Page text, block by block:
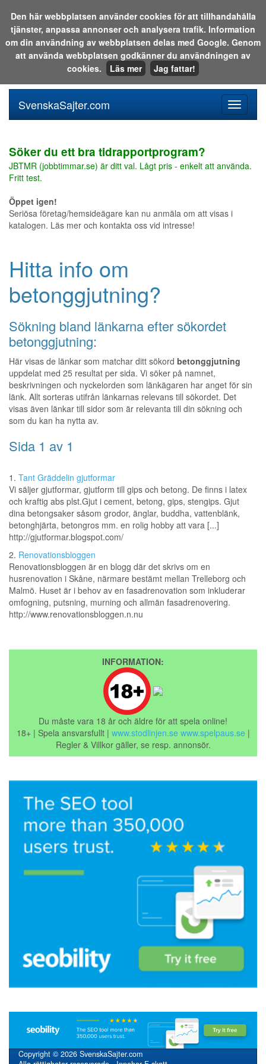
Sök i katalogen eller på webben:
meny
SvenskaSajter.com
Söker du ett bra tidrapportprogram?
JBTMR (jobbtimmar.se) är ditt val. Lågt pris - enkelt att använda.
Fritt test.
Öppet igen!
Seriösa företag/hemsideägare kan nu anmäla om att visas i
katalogen. Läs mer och kontakta oss vid intresse!
Hitta info om
betonggjutning?
Sökning bland länkarna efter sökordet
betonggjutning:
Här visas de länkar som matchar ditt sökord betonggjutning
uppdelat med 25 resultat per sida. Vi söker på namnet,
beskrivningen och nyckelorden som länkägaren har anget för sin
länk. Allt sorteras utifrån länkarnas relevans till sökordet. Det
visas även länkar till sidor som är relevanta till din sökning och
som du kan ha nytta av.
Sida 1 av 1
1. Tant Gräddelin gjutformar
Vi säljer gjutformar, gjutform till gips och betong. De finns i latex
och kraftig abs plst.Gjut i cement, betong, gips, stengips. Gjut
dina betongsaker såsom grodor, änglar, buddha, vattenblänk,
betonghjärta, betongros mm. en rolig hobby att vara [...]
http://gjutformar.blogspot.com/
2. Renovationsbloggen
Renovationsbloggen är en blogg där det skrivs om en
husrenovation i Skåne, närmare bestämt mellan Trelleborg och
Malmö. Huset är i behov av en fasadrenovation som inkluderar
omfogning, putsning, murning och allmän fasadrenovering.
http://www.renovationsbloggen.n.nu
INFORMATION:
Du måste vara 18 år och äldre för att spela online!
18+ | Spela ansvarsfullt | www.stodlinjen.se www.spelpaus.se |
Regler & Villkor gäller, se resp. annonsör.
Copyright © 2026 SvenskaSajter.com
Den här webbplatsen använder cookies för att tillhandahålla
tjänster, anpassa annonser och analysera trafik. Information
om din användning av webbplatsen delas med Google. Genom
att använda webbplatsen godkänner du användningen av
cookies.
Läs mer Jag fattar!